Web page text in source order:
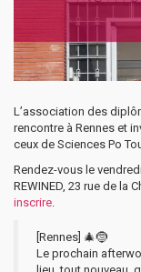
L’association des
rencontre à Rennes et
ceux de Sciences Po
Rendez-vous le
REWINED, 23 rue de la
inscrire.
[Rennes] 🎄🤶
Le prochain